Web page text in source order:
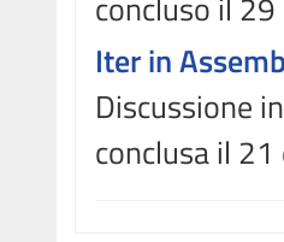
Iter in
Discussione
conclusa il